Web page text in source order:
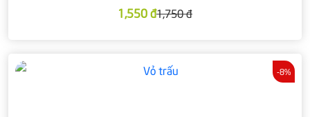
1,550 đ1,750 đ
-8%